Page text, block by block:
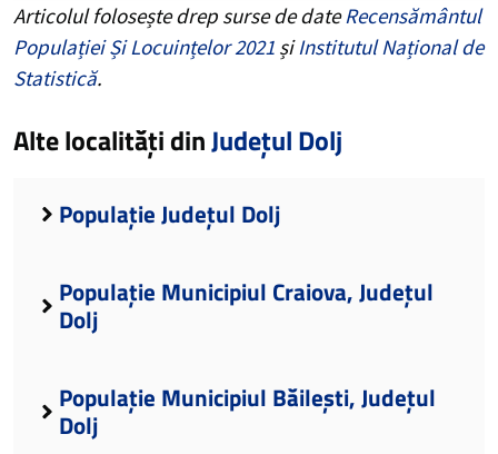
Articolul folosește drep surse de dateRecensământul
Populației Și Locuințelor 2021 șiInstitutul Național de
Statistică.
Alte localități dinJudețul Dolj
Populație Județul Dolj
Populație Municipiul Craiova, Județul
Dolj
Populație Municipiul Băilești, Județul
Dolj